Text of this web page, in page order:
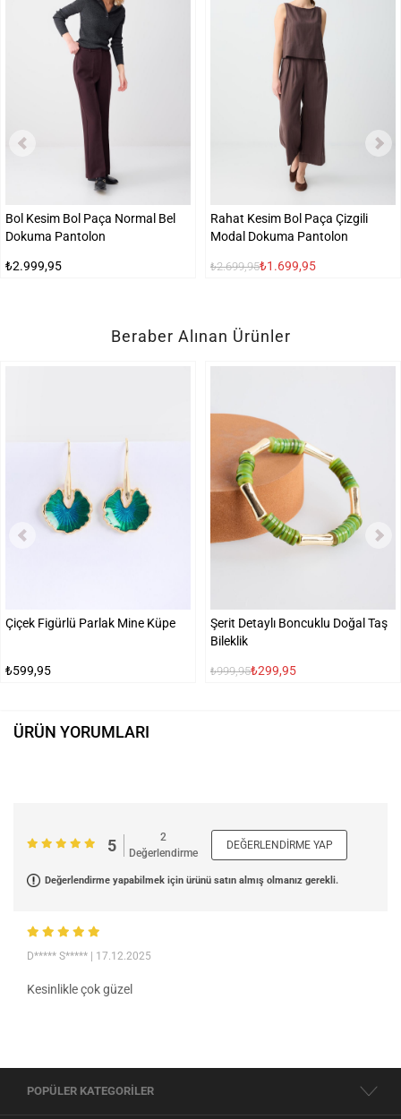
Bol Kesim Bol Paça Normal Bel
Dokuma Pantolon
₺2.999,95
Rahat Kesim Bol Paça Çizgili
Modal Dokuma Pantolon
₺2.699,95₺1.699,95
Beraber Alınan Ürünler
Çiçek Figürlü Parlak Mine Küpe
₺599,95
Şerit Detaylı Boncuklu Doğal Taş
Bileklik
₺999,95₺299,95
ÜRÜN YORUMLARI
5
2
Değerlendirme
DEĞERLENDIRME YAP
Değerlendirme yapabilmek için ürünü satın almış olmanız gerekli.
D***** S***** | 17.12.2025
Kesinlikle çok güzel
POPÜLER KATEGORİLER